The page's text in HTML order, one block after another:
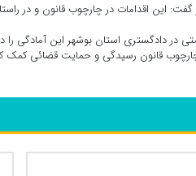
این اقدامات در چارچوب قانون و در
در دادگستری استان بوشهر این آمادگی
قانون رسیدگی و حمایت قضائی کمک